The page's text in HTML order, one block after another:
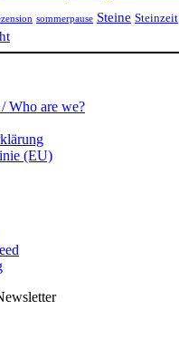
sommerpause Steine Steinzeit
Who are we?
(EU)